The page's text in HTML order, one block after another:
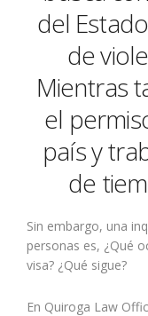
del
de
Mientras
el
país y
de
Sin embargo, una
personas es, ¿Qué
visa? ¿Qué sigue?
En Quiroga Law